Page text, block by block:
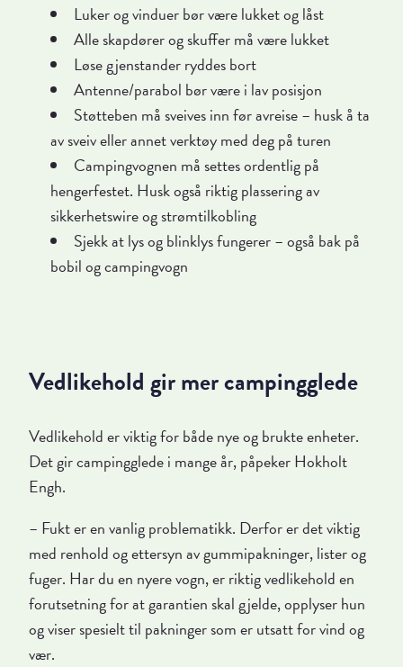
Luker og vinduer bør være lukket og låst
Alle skapdører og skuffer må være lukket
Løse gjenstander ryddes bort
Antenne/parabol bør være i lav posisjon
Støtteben må sveives inn før avreise – husk å ta
av sveiv eller annet verktøy med deg på turen
Campingvognen må settes ordentlig på
hengerfestet. Husk også riktig plassering av
sikkerhetswire og strømtilkobling
Sjekk at lys og blinklys fungerer – også bak på
bobil og campingvogn
Vedlikehold gir mer campingglede
Vedlikehold er viktig for både nye og brukte enheter.
Det gir campingglede i mange år, påpeker Hokholt
Engh.
– Fukt er en vanlig problematikk. Derfor er det viktig
med renhold og ettersyn av gummipakninger, lister og
fuger. Har du en nyere vogn, er riktig vedlikehold en
forutsetning for at garantien skal gjelde, opplyser hun
og viser spesielt til pakninger som er utsatt for vind og
vær.